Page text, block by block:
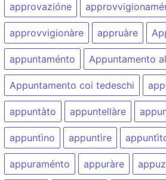
approvazióne
approvvigionàre appruàre
appuntaménto Appuntamento
Appuntamento coi tedeschi
appuntàto appuntellàre
appuntìno appuntìre
appuraménto appuràre